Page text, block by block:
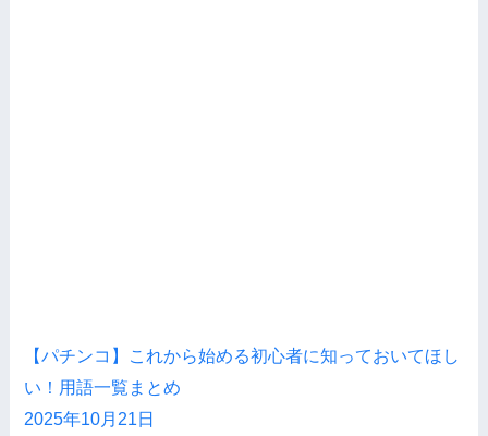
【パチンコ】これから始める初心者に知っておいてほし
い！用語一覧まとめ
2025年10月21日